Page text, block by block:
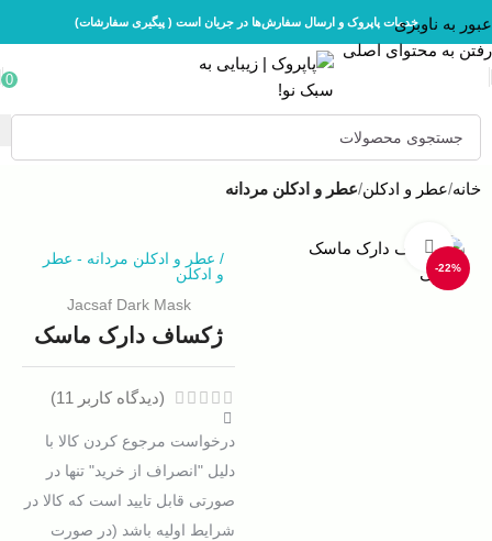
عبور به ناوبری
رفتن به محتوای اصلی
خدمات پاپروک و ارسال سفارش‌ها در جریان است ( پیگیری سفارشات)
0
خانه عطر و ادکلن عطر و ادکلن مردانه
-22%
بزرگنمایی تصویر
/ عطر و ادکلن مردانه - عطر
و ادکلن
Jacsaf Dark Mask
ژکساف دارک ماسک
(دیدگاه کاربر 11
)
درخواست مرجوع کردن کالا با
دلیل "انصراف از خرید" تنها در
صورتی قابل تایید است که کالا در
شرایط اولیه باشد (در صورت